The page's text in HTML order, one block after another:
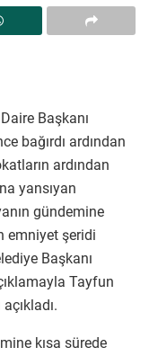
Başkanı
bağırdı ardından
ardından
yansıyan
gündemine
emniyet şeridi
Başkanı
Tayfun
kısa sürede